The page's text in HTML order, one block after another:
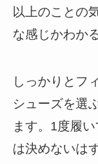
以上のことの
な感じかわか
しっかりとフ
シューズを選
ます。1度履
は決めないは